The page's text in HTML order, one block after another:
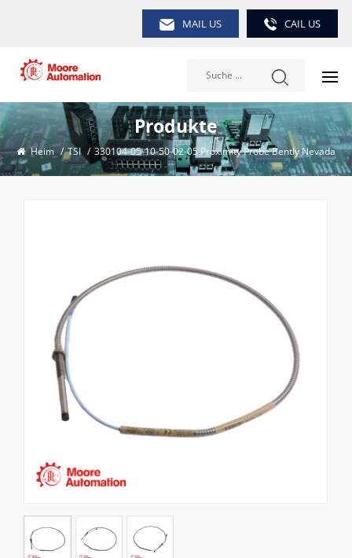
MAIL US CAIL US
Produkte
Heim / TSI / 330104-05-10-50-02-05 Proximity Probe Bently Nevada